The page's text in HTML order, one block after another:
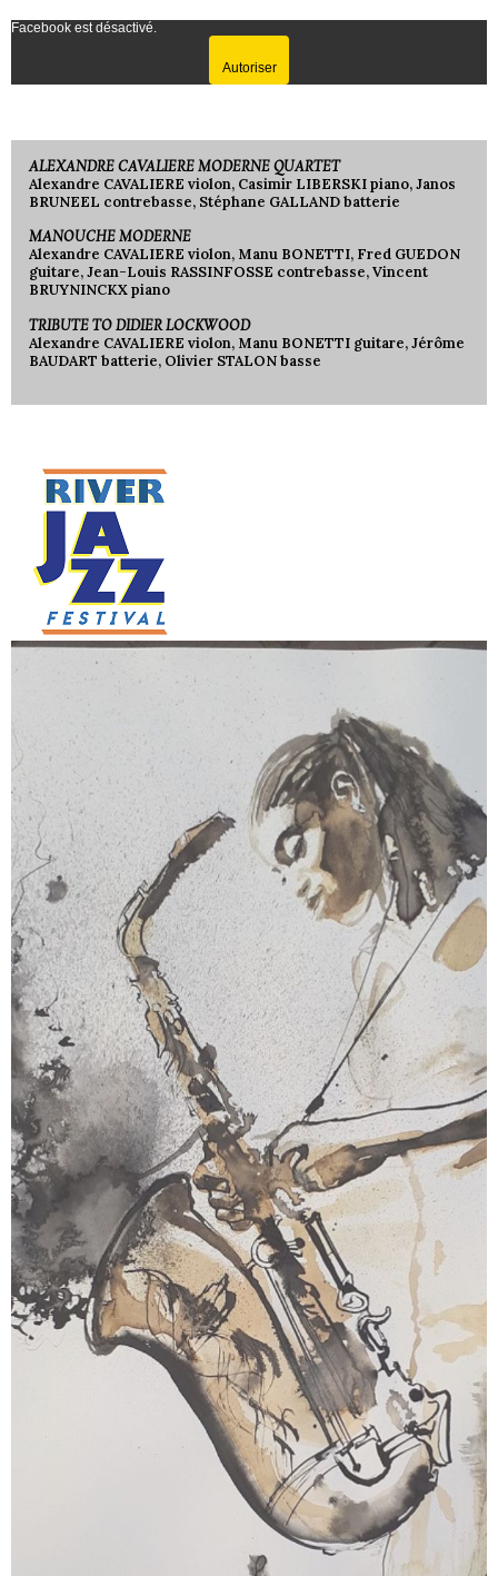
Facebook est désactivé.
Autoriser
ALEXANDRE CAVALIERE MODERNE QUARTET
Alexandre CAVALIERE violon, Casimir LIBERSKI piano, Janos
BRUNEEL contrebasse, Stéphane GALLAND batterie
MANOUCHE MODERNE
Alexandre CAVALIERE violon, Manu BONETTI, Fred GUEDON
guitare, Jean-Louis RASSINFOSSE contrebasse, Vincent
BRUYNINCKX piano
TRIBUTE TO DIDIER LOCKWOOD
Alexandre CAVALIERE violon, Manu BONETTI guitare, Jérôme
BAUDART batterie, Olivier STALON basse